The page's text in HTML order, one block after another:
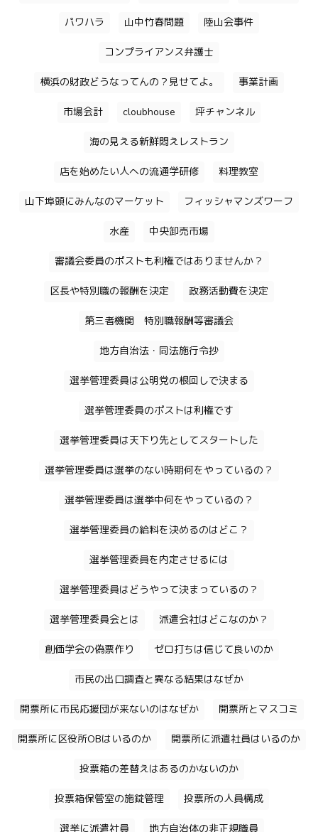
パワハラ 山中竹春問題 陸山会事件
コンプライアンス弁護士
横浜の財政どうなってんの？見せてよ。 事業計画
市場会計 cloubhouse 坪チャンネル
海の見える新鮮悶えレストラン
店を始めたい人への流通学研修 料理教室
山下埠頭にみんなのマーケット フィッシャマンズワーフ
水産 中央卸売市場
審議会委員のポストも利権ではありませんか？
区長や特別職の報酬を決定 政務活動費を決定
第三者機関 特別職報酬等審議会
地方自治法・同法施行令抄
選挙管理委員は公明党の根回しで決まる
選挙管理委員のポストは利権です
選挙管理委員は天下り先としてスタートした
選挙管理委員は選挙のない時期何をやっているの？
選挙管理委員は選挙中何をやっているの？
選挙管理委員の給料を決めるのはどこ？
選挙管理委員を内定させるには
選挙管理委員はどうやって決まっているの？
選挙管理委員会とは 派遣会社はどこなのか？
創価学会の偽票作り ゼロ打ちは信じて良いのか
市民の出口調査と異なる結果はなぜか
開票所に市民応援団が来ないのはなぜか 開票所とマスコミ
開票所に区役所OBはいるのか 開票所に派遣社員はいるのか
投票箱の差替えはあるのかないのか
投票箱保管室の施錠管理 投票所の人員構成
選挙に派遣社員 地方自治体の非正規職員